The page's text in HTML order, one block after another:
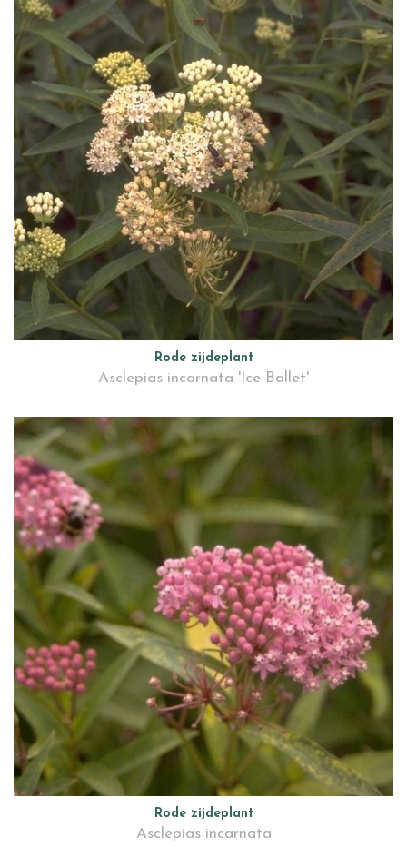
Rode zijdeplant
Asclepias incarnata 'Ice Ballet'
Rode zijdeplant
Asclepias incarnata